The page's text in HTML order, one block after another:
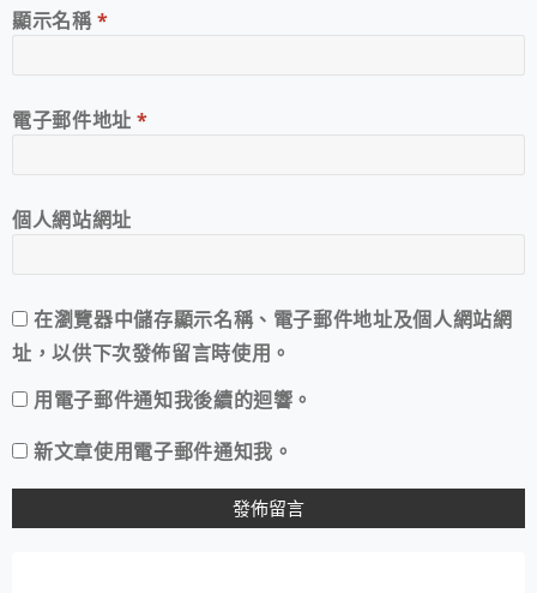
顯示名稱*
電子郵件地址*
個人網站網址
在瀏覽器中儲存顯示名稱、電子郵件地址及個人網站網
址，以供下次發佈留言時使用。
用電子郵件通知我後續的迴響。
新文章使用電子郵件通知我。